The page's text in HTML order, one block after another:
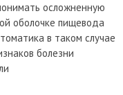
осложненную
оболочке пищевода
в таком случае
болезни